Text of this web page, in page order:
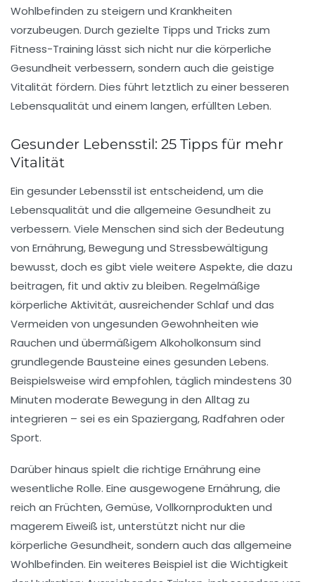
Wohlbefinden zu steigern und Krankheiten
vorzubeugen. Durch gezielte Tipps und Tricks zum
Fitness-Training lässt sich nicht nur die körperliche
Gesundheit verbessern, sondern auch die geistige
Vitalität fördern. Dies führt letztlich zu einer besseren
Lebensqualität und einem langen, erfüllten Leben.
Gesunder Lebensstil: 25 Tipps für mehr
Vitalität
Ein gesunder Lebensstil ist entscheidend, um die
Lebensqualität und die allgemeine Gesundheit zu
verbessern. Viele Menschen sind sich der Bedeutung
von Ernährung,Bewegung und Stressbewältigung
bewusst, doch es gibt viele weitere Aspekte, die dazu
beitragen, fit und aktiv zu bleiben. Regelmäßige
körperliche Aktivität, ausreichenderSchlaf und das
Vermeiden von ungesunden Gewohnheiten wie
Rauchen und übermäßigem Alkoholkonsum sind
grundlegende Bausteine eines gesunden Lebens.
Beispielsweise wird empfohlen, täglich mindestens 30
Minuten moderate Bewegung in den Alltag zu
integrieren – sei es ein Spaziergang, Radfahren oder
Sport.
Darüber hinaus spielt die richtige Ernährung eine
wesentliche Rolle. Eine ausgewogene Ernährung, die
reich an Früchten,Gemüse,Vollkornprodukten und
magerem Eiweiß ist, unterstützt nicht nur die
körperliche Gesundheit, sondern auch das allgemeine
Wohlbefinden. Ein weiteres Beispiel ist die Wichtigkeit